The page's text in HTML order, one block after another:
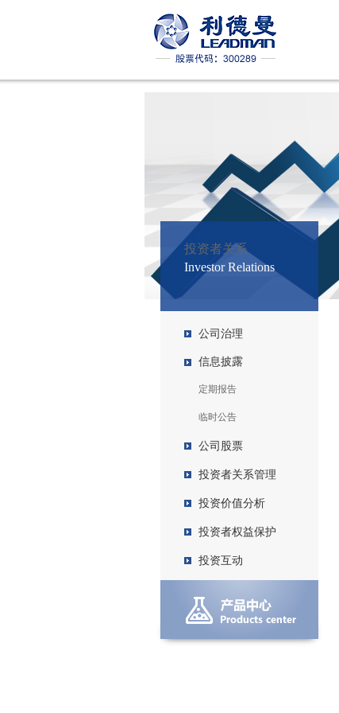
投资者关系
Investor Relations
公司治理
信息披露
定期报告
临时公告
公司股票
投资者关系管理
投资价值分析
投资者权益保护
投资互动